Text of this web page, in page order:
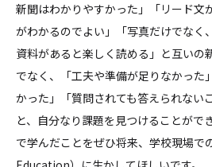
新聞はわかりやすかった」「リード文
がわかるのでよい」「写真だけでなく
資料があると楽しく読める」と互いの
でなく、「工夫や準備が足りなかった
かった」「質問されても答えられない
と、自分なり課題を見つけることが
で学んだことをぜひ将来、学校現場